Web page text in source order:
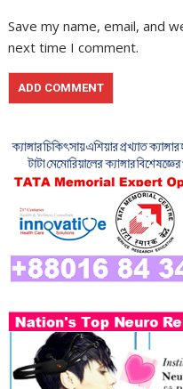
Save my name, email, and
next time I comment.